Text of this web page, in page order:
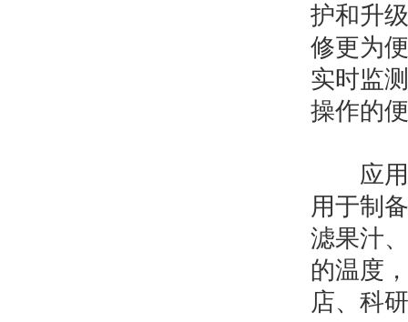
护和升
修更为
实时监
操作的
应用
用于制
滤果汁
的温度
店、科